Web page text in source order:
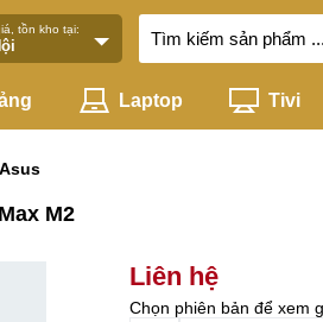
tồn kho tại:
Laptop Tivi
M2
Liên hệ
Chọn phiên bản để xem